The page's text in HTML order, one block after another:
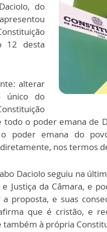
do
12 desta
alterar
único do
todo o poder emana de
o poder emana do
nos termos
Daciolo seguiu na
e Justiça da Câmara, e
proposta, e suas
que é cristão, e
também à própria